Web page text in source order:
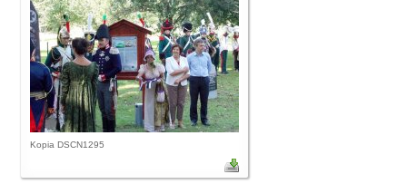
Kopia DSCN1295